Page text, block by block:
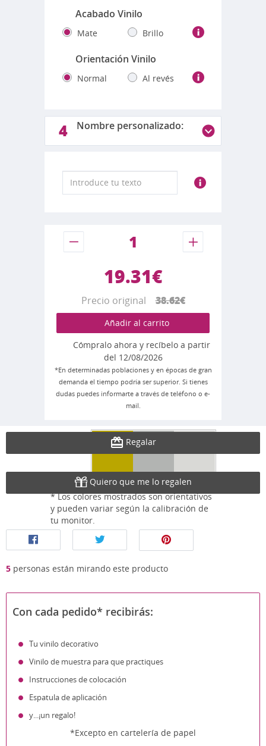
* Los colores mostrados son orientativos
y pueden variar según la calibración de
tu monitor.
Acabado Vinilo
Mate Brillo
Orientación Vinilo
Normal Al revés
4 Nombre personalizado:
19.31€
Precio original38.62€
Añadir al carrito
Cómpralo ahora y recíbelo a partir
del 12/08/2026
*En determinadas poblaciones y en épocas de gran
demanda el tiempo podría ser superior. Si tienes
dudas puedes informarte a través de teléfono o e-
mail.
Regalar
Quiero que me lo regalen
5 personas están mirando este producto
Con cada pedido* recibirás:
Tu vinilo decorativo
Vinilo de muestra para que practiques
Instrucciones de colocación
Espatula de aplicación
y...¡un regalo!
*Excepto en cartelería de papel